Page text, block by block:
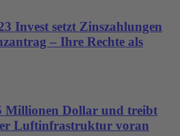
Invest setzt Zinszahlungen
– Ihre Rechte als
Millionen Dollar und treibt
Luftinfrastruktur voran